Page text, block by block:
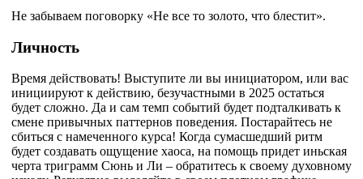
Не забываем поговорку «Не все то золото, что блестит».
Личность
Время действовать! Выступите ли вы инициатором, или вас
инициируют к действию, безучастными в 2025 остаться
будет сложно. Да и сам темп событий будет подталкивать к
смене привычных паттернов поведения. Постарайтесь не
сбиться с намеченного курса! Когда сумасшедший ритм
будет создавать ощущение хаоса, на помощь придет иньская
черта триграмм Сюнь и Ли – обратитесь к своему духовному